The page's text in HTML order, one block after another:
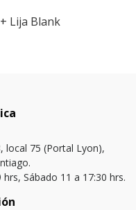
Lija Blank
local 75 (Portal Lyon),
Sábado 11 a 17:30 hrs.